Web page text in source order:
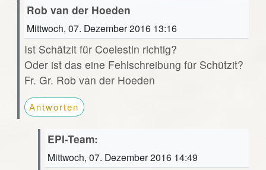
Rob van der Hoeden
Mittwoch, 07. Dezember 2016 13:16
Ist Schätzit für Coelestin richtig?
Oder ist das eine Fehlschreibung für Schützit?
Fr. Gr. Rob van der Hoeden
Antworten
EPI-Team:
Mittwoch, 07. Dezember 2016 14:49